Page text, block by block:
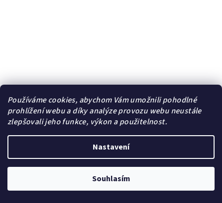
Používáme cookies, abychom Vám umožnili pohodlné
prohlížení webu a díky analýze provozu webu neustále
zlepšovali jeho funkce, výkon a použitelnost.
Nastavení
Souhlasím
Pánský ocelový prsten Kalir s vybrušovaným vzorem ♂️ DG
Šperky
179 Kč/ ks
319 Kč (–43 %)
20 (10) 21 (11)
Skladem | Sklad A